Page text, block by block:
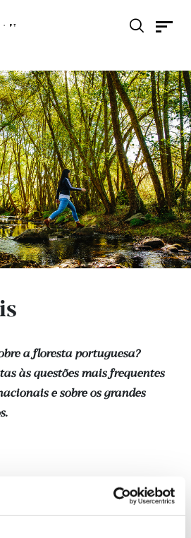
a floresta portuguesa?
às questões mais frequentes
e sobre os grandes